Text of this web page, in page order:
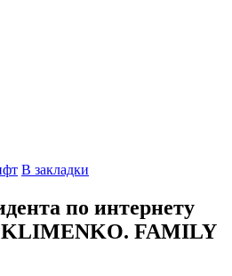
В закладки
по интернету
KLIMENKO. FAMILY